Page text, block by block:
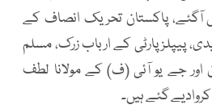
میں آگئے، پاکستان تحریک انصاف کے
پیپلز پارٹی کے ارباب زرک، مسلم
جے یو آئی (ف) کے مولانا لطف
گئے ہیں۔